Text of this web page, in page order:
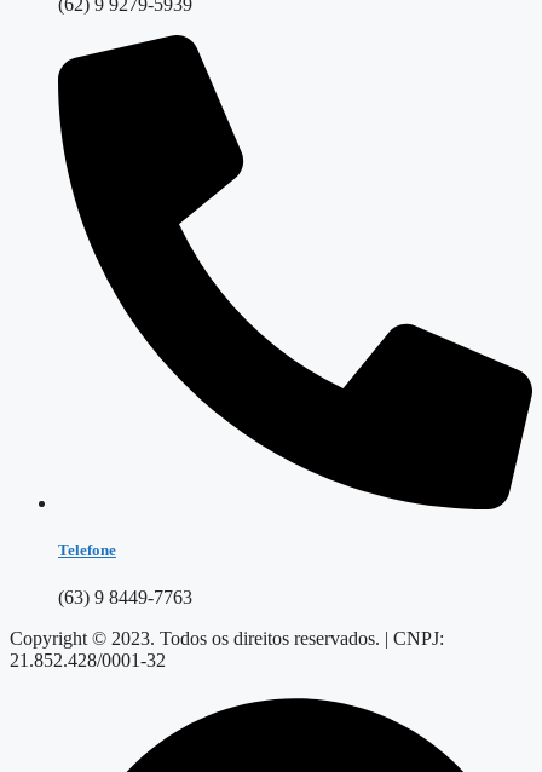
(62) 9 9279-5939
Telefone
(63) 9 8449-7763
Copyright © 2023. Todos os direitos reservados. | CNPJ:
21.852.428/0001-32